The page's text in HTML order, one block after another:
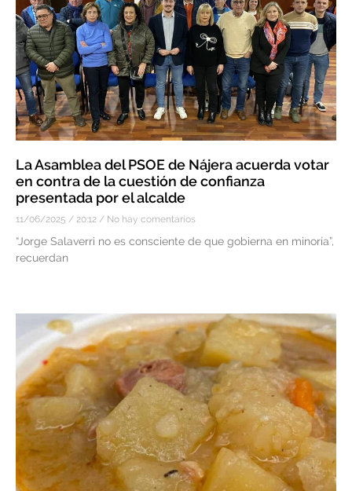
La Asamblea del PSOE de Nájera acuerda votar
en contra de la cuestión de confianza
presentada por el alcalde
11/06/2025 20:12 No hay comentarios
“Jorge Salaverri no es consciente de que gobierna en minoría”,
recuerdan